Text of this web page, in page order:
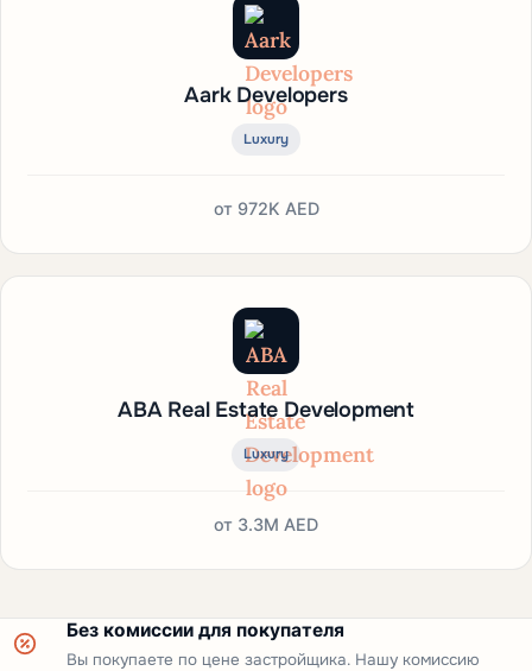
Aark Developers
Luxury
от 972K AED
ABA Real Estate Development
Luxury
от 3.3M AED
Без комиссии для покупателя
Вы покупаете по цене застройщика. Нашу комиссию